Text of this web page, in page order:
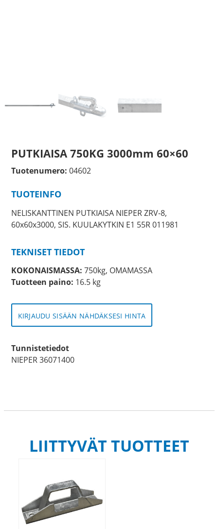
PUTKIAISA 750KG 3000mm 60×60
Tuotenumero: 04602
TUOTEINFO
NELISKANTTINEN PUTKIAISA NIEPER ZRV-8,
60x60x3000, SIS. KUULAKYTKIN E1 55R 011981
TEKNISET TIEDOT
KOKONAISMASSA: 750kg, OMAMASSA
Tuotteen paino: 16.5 kg
KIRJAUDU SISÄÄN NÄHDÄKSESI HINTA
Tunnistetiedot
NIEPER 36071400
LIITTYVÄT TUOTTEET